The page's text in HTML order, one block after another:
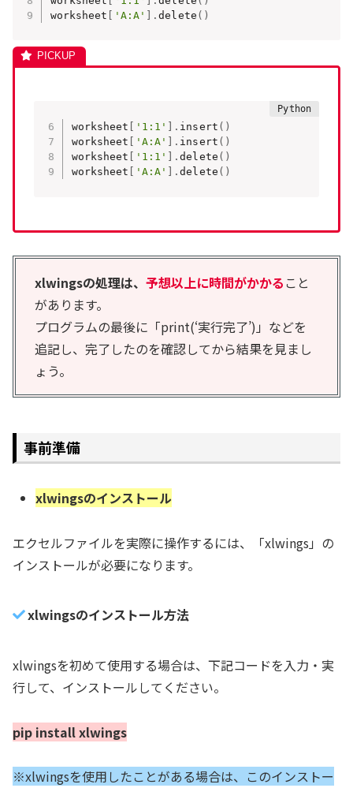
worksheet [ 'A:A' ] .delete ( )
worksheet '1:1' . insert ( )
worksheet
'A:A' . insert ( )
worksheet
'1:1' .delete ( )
worksheet
'A:A' .delete ( )
xlwingsの処理は、 予想以上に時間がかかる こと
があります。
プログラムの最後に「print(‘実行完了’)」などを
追記し、完了したのを確認してから結果を見まし
ょう。
事前準備
xlwingsのインストール
エクセルファイルを実際に操作するには、「xlwings」の
インストールが必要になります。
xlwingsのインストール方法
xlwingsを初めて使用する場合は、下記コードを入力・実
行して、インストールしてください。
pip install xlwings
※xlwingsを使用したことがある場合は、このインストー